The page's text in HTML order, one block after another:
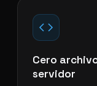
Cero
servidor